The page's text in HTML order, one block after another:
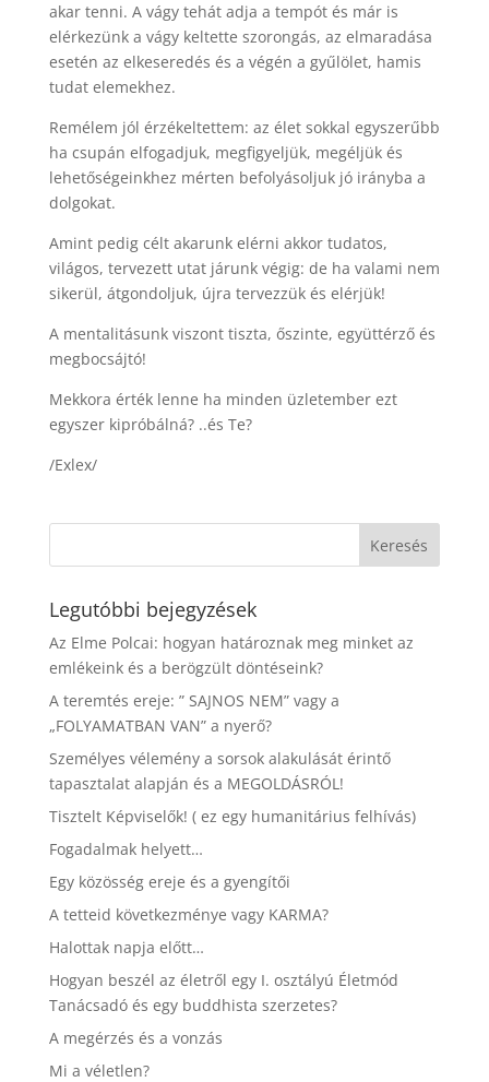
akar tenni. A vágy tehát adja a tempót és már is
elérkezünk a vágy keltette szorongás, az elmaradása
esetén az elkeseredés és a végén a gyűlölet, hamis
tudat elemekhez.
Remélem jól érzékeltettem: az élet sokkal egyszerűbb
ha csupán elfogadjuk, megfigyeljük, megéljük és
lehetőségeinkhez mérten befolyásoljuk jó irányba a
dolgokat.
Amint pedig célt akarunk elérni akkor tudatos,
világos, tervezett utat járunk végig: de ha valami nem
sikerül, átgondoljuk, újra tervezzük és elérjük!
A mentalitásunk viszont tiszta, őszinte, együttérző és
megbocsájtó!
Mekkora érték lenne ha minden üzletember ezt
egyszer kipróbálná? ..és Te?
/Exlex/
Legutóbbi bejegyzések
Az Elme Polcai: hogyan határoznak meg minket az
emlékeink és a berögzült döntéseink?
A teremtés ereje: ” SAJNOS NEM” vagy a
„FOLYAMATBAN VAN” a nyerő?
Személyes vélemény a sorsok alakulását érintő
tapasztalat alapján és a MEGOLDÁSRÓL!
Tisztelt Képviselők! ( ez egy humanitárius felhívás)
Fogadalmak helyett…
Egy közösség ereje és a gyengítői
A tetteid következménye vagy KARMA?
Halottak napja előtt…
Hogyan beszél az életről egy I. osztályú Életmód
Tanácsadó és egy buddhista szerzetes?
A megérzés és a vonzás
Mi a véletlen?